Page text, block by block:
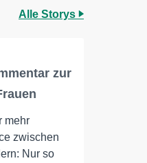
Alle Storys
zur
mehr
zwischen
Nur so